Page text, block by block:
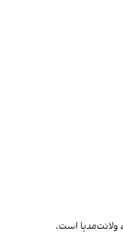
ولانت‌مدیا است.